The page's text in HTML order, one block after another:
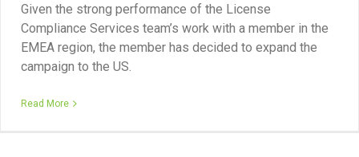
Given the strong performance of the License
Compliance Services team’s work with a member in the
EMEA region, the member has decided to expand the
campaign to the US.
Read More